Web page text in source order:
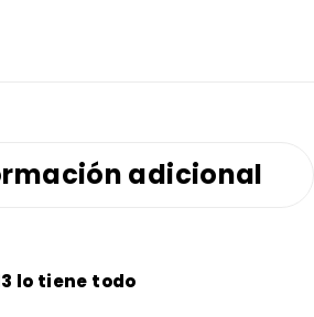
adicional
lo tiene todo